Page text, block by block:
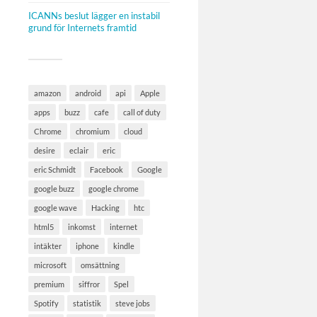
ICANNs beslut lägger en instabil
grund för Internets framtid
amazon android api Apple
apps buzz cafe call of duty
Chrome chromium cloud
desire eclair eric
eric Schmidt Facebook Google
google buzz google chrome
google wave Hacking htc
html5 inkomst internet
intäkter iphone kindle
microsoft omsättning
premium siffror Spel
Spotify statistik steve jobs